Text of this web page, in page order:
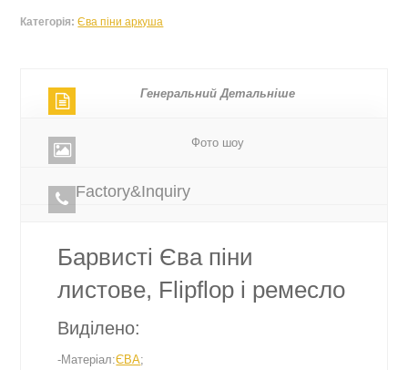
Категорія: Єва піни аркуша
Генеральний Детальніше
Фото шоу
Factory&Inquiry
Барвисті Єва піни
листове, Flipflop і ремесло
Виділено:
-Матеріал:ЄВА;